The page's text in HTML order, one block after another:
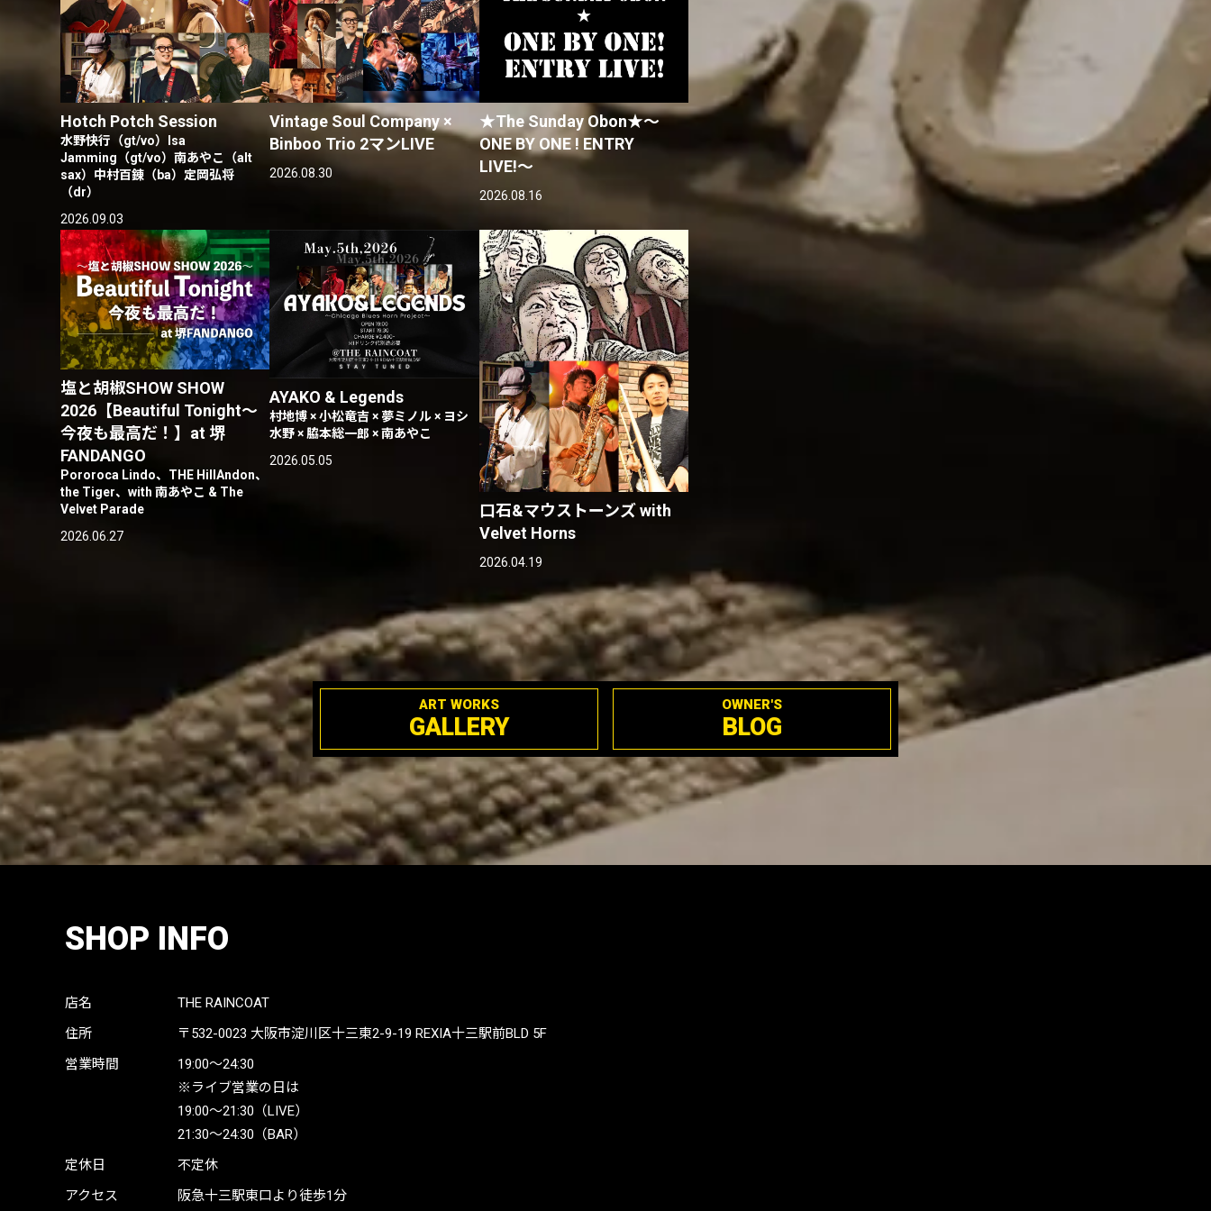
Hotch Potch Session
水野快行（gt/vo）Isa
Jamming（gt/vo）南あやこ（alt
sax）中村百錬（ba）定岡弘将
（dr）
2026.09.03
Vintage Soul Company ×
Binboo Trio 2マンLIVE
2026.08.30
★The Sunday Obon★〜
ONE BY ONE ! ENTRY
LIVE!〜
2026.08.16
塩と胡椒SHOW SHOW
2026【Beautiful Tonight〜
今夜も最高だ！】at 堺
FANDANGO
Pororoca Lindo、THE HillAndon、
the Tiger、with 南あやこ & The
Velvet Parade
2026.06.27
AYAKO & Legends
村地博 × 小松竜吉 × 夢ミノル × ヨシ
水野 × 脇本総一郎 × 南あやこ
2026.05.05
口石&マウストーンズ with
Velvet Horns
2026.04.19
ART WORKS
GALLERY
OWNER'S
BLOG
SHOP INFO
店名
THE RAINCOAT
住所
〒532-0023 大阪市淀川区十三東2-9-19 REXIA十三駅前BLD 5F
営業時間
19:00〜24:30
※ライブ営業の日は
19:00〜21:30（LIVE）
21:30〜24:30（BAR）
定休日
不定休
アクセス
阪急十三駅東口より徒歩1分